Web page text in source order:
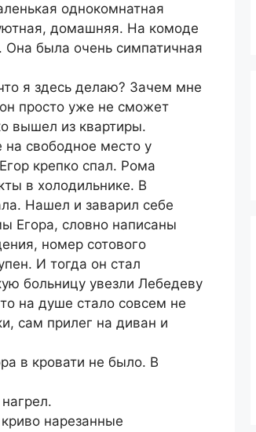
однокомнатная
домашняя. На комоде
была очень симпатичная
я здесь делаю? Зачем мне
просто уже не сможет
вышел из квартиры.
свободное место у
крепко спал. Рома
в холодильнике. В
Нашел и заварил себе
Егора, словно написаны
номер сотового
И тогда он стал
больницу увезли Лебедеву
на душе стало совсем не
сам прилег на диван и
в кровати не было. В
нарезанные